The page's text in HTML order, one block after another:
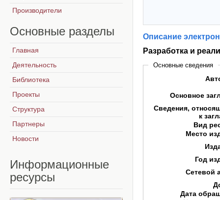
Описание
Разработка и
Основные сведения
Основное
Сведения,
к
Вид
Место
Год
Сетевой
Дата
Производители
Основные разделы
Главная
Деятельность
Библиотека
Проекты
Структура
Партнеры
Новости
Информационные
ресурсы